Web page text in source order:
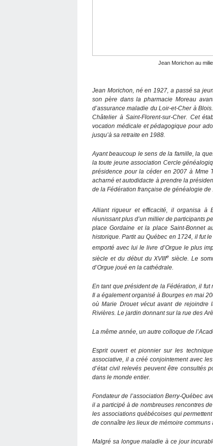
Jean Morichon au
Jean Morichon, né en 1927, a passé sa
son père dans la pharmacie Moreau
d’assurance maladie du Loir-et-Cher à
Châtelier à Saint-Florent-sur-Cher. Cet
vocation médicale et pédagogique pour
jusqu’à sa retraite en 1988.
Ayant beaucoup le sens de la famille, la
la toute jeune association Cercle
présidence pour la céder en 2007 à Mme
acharné et autodidacte à prendre la
de la Fédération française de généalogie de
Alliant rigueur et efficacité, il organisa à
réunissant plus d’un millier de participants
place Gordaine et la place Saint-Bonnet
historique. Partit au Québec en 1724, il fut
emporté avec lui le livre d’Orgue le plus
siècle et du début du XVIIIe siècle. Le
d’Orgue joué en la cathédrale.
En tant que président de la Fédération, il
Il a également organisé à Bourges en mai
où Marie Drouet vécut avant de rejoindre
Rivières. Le jardin donnant sur la rue des
La même année, un autre colloque de
Esprit ouvert et pionnier sur les
associative, il a créé conjointement avec
d’état civil relevés peuvent être consultés
dans le monde entier.
Fondateur de l’association Berry-Québec
il a participé à de nombreuses rencontres
les associations québécoises qui
de connaître les lieux de mémoire communs
Malgré sa longue maladie à ce jour